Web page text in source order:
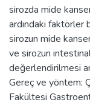
sirozda mide
ardındaki faktörler
sirozun mide
ve sirozun
değerlendirilmesi
Gereç ve yöntem:
Fakültesi